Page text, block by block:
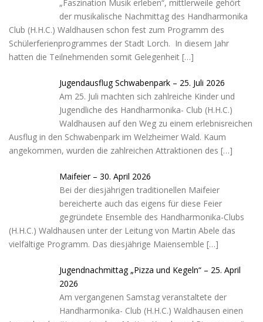
t
„Faszination Musik erleben“, mittlerweile gehört
der musikalische Nachmittag des Handharmonika
Club (H.H.C.) Waldhausen schon fest zum Programm des
Schülerferienprogrammes der Stadt Lorch. In diesem Jahr
hatten die Teilnehmenden somit Gelegenheit […]
Jugendausflug Schwabenpark – 25. Juli 2026
Am 25. Juli machten sich zahlreiche Kinder und
Jugendliche des Handharmonika- Club (H.H.C.)
Waldhausen auf den Weg zu einem erlebnisreichen
Ausflug in den Schwabenpark im Welzheimer Wald. Kaum
angekommen, wurden die zahlreichen Attraktionen des […]
Maifeier – 30. April 2026
Bei der diesjährigen traditionellen Maifeier
bereicherte auch das eigens für diese Feier
gegründete Ensemble des Handharmonika-Clubs
(H.H.C.) Waldhausen unter der Leitung von Martin Abele das
vielfältige Programm. Das diesjährige Maiensemble […]
Jugendnachmittag „Pizza und Kegeln“ – 25. April
2026
Am vergangenen Samstag veranstaltete der
Handharmonika- Club (H.H.C.) Waldhausen einen